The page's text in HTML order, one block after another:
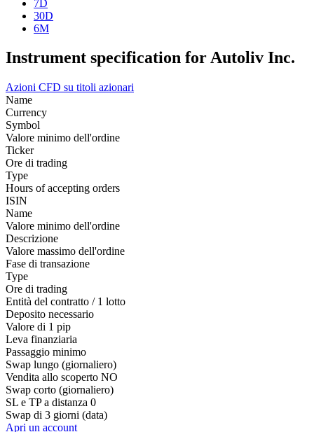
7D
30D
6M
Instrument specification for Autoliv Inc.
Azioni CFD su titoli azionari
Name
Currency
Symbol
Valore minimo dell'ordine
Ticker
Ore di trading
Type
Hours of accepting orders
ISIN
Name
Valore minimo dell'ordine
Descrizione
Valore massimo dell'ordine
Fase di transazione
Type
Ore di trading
Entità del contratto / 1 lotto
Deposito necessario
Valore di 1 pip
Leva finanziaria
Passaggio minimo
Swap lungo (giornaliero)
Vendita allo scoperto NO
Swap corto (giornaliero)
SL e TP a distanza 0
Swap di 3 giorni (data)
Apri un account